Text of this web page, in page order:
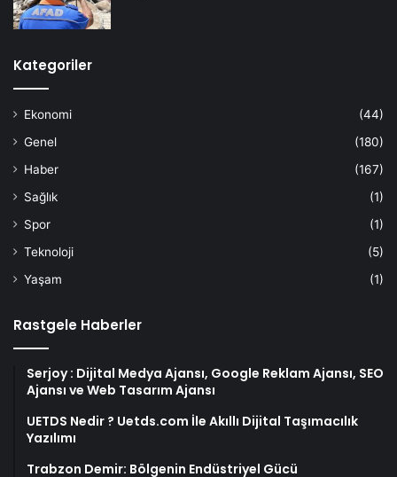
Kategoriler
Ekonomi
(44)
Genel
(180)
Haber
(167)
Sağlık
(1)
Spor
(1)
Teknoloji
(5)
Yaşam
(1)
Rastgele Haberler
Serjoy : Dijital Medya Ajansı, Google Reklam Ajansı, SEO
Ajansı ve Web Tasarım Ajansı
UETDS Nedir ? Uetds.com İle Akıllı Dijital Taşımacılık
Yazılımı
Trabzon Demir: Bölgenin Endüstriyel Gücü